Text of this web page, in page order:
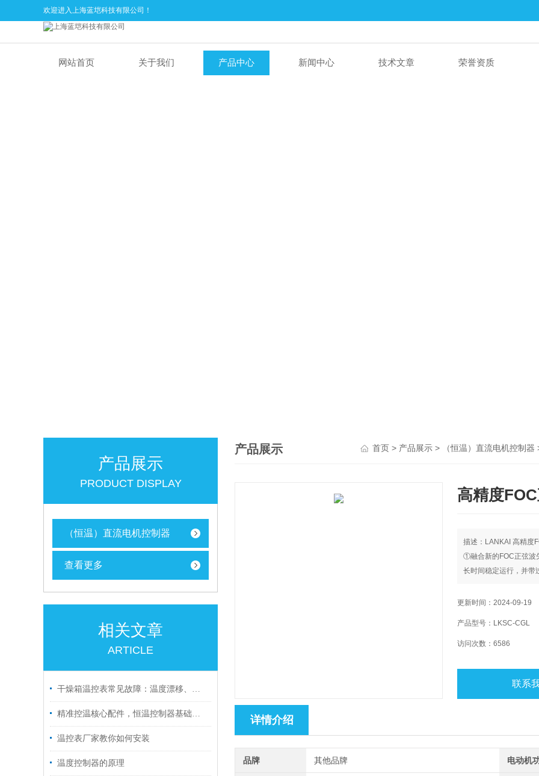
欢迎进入上海蓝垲科技有限公司！
网站首页 关于我们 产品中心 新闻中心 技术文章 荣誉资质
产品展示
PRODUCT DISPLAY
（恒温）直流电机控制器
查看更多
相关文章
ARTICLE
干燥箱温控表常见故障：温度漂移、加热失控、显示不准
精准控温核心配件，恒温控制器基础科普
温控表厂家教你如何安装
温度控制器的原理
产品展示 首页 > 产品展示 > （恒温）直流电机控制器
高精度
描述：LANKAI 高精度
①融合新的FOC正弦波
长时间稳定运行，并带
控制，PLC等，支持
更新时间：2024-09-19
产品型号：LKSC-CGL
访问次数：6586
联系
详情介绍
品牌 其他品牌 电动机